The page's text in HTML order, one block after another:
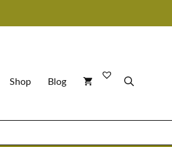
Shop Blog